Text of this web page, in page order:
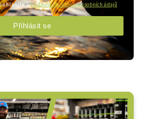
spodmínkami ochrany osobních údajů
Přihlásit se